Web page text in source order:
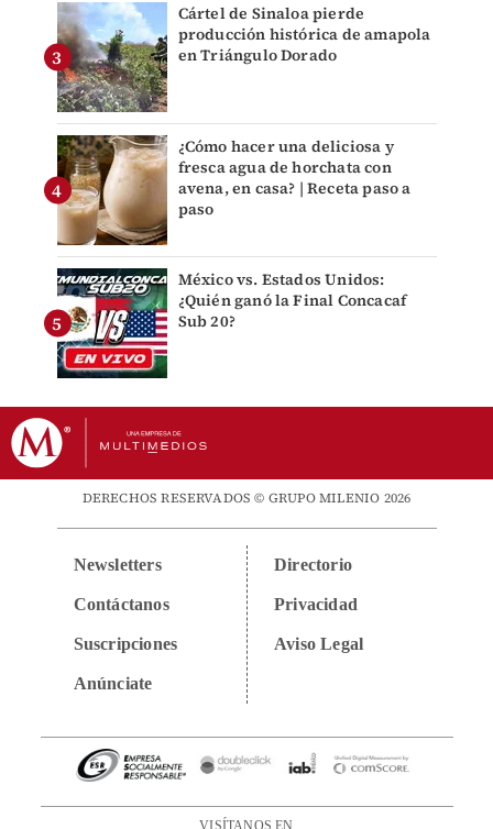
Cártel de Sinaloa pierde
producción histórica de amapola
en Triángulo Dorado
¿Cómo hacer una deliciosa y
fresca agua de horchata con
avena, en casa? | Receta paso a
paso
México vs. Estados Unidos:
¿Quién ganó la Final Concacaf
Sub 20?
DERECHOS RESERVADOS © GRUPO MILENIO 2026
Newsletters
Contáctanos
Suscripciones
Anúnciate
Directorio
Privacidad
Aviso Legal
VISÍTANOS EN